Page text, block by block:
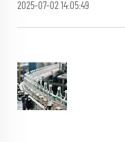
2025-07-02 14:05:49